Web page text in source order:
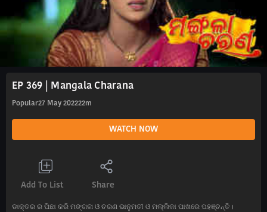
EP 369 | Mangala Charana
Popular27 May 202222m
WATCH NOW
Add To List Share
ଡାକ୍ତର ର ପିଛା କରି ମଙ୍ଗଳା ଓ ଚରଣ ଭାନୁମତୀ ଓ ମଲ୍ଲିକା ପାଖରେ ପହଞ୍ଚନ୍ତି।